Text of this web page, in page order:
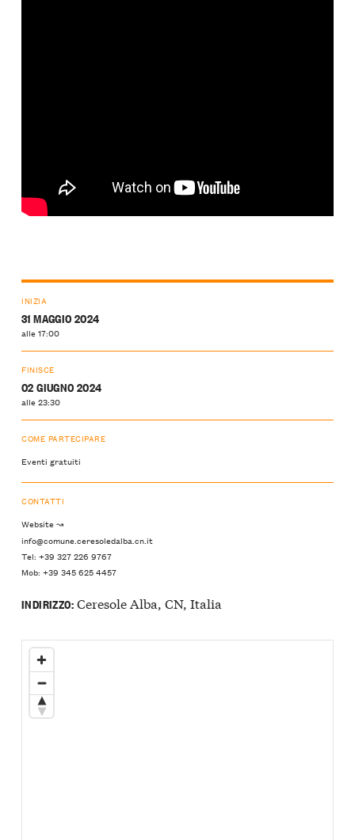
INIZIA
31 MAGGIO 2024
alle 17:00
FINISCE
02 GIUGNO 2024
alle 23:30
COME PARTECIPARE
Eventi gratuiti
CONTATTI
Website ↝
info@comune.ceresoledalba.cn.it
Tel: +39 327 226 9767
Mob: +39 345 625 4457
INDIRIZZO:Ceresole Alba, CN, Italia